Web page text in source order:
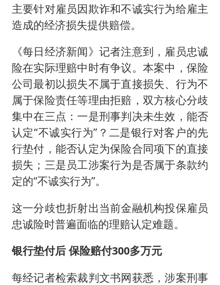
主要针对雇员因欺诈和不诚实行为给雇主
造成的经济损失提供赔偿。
《每日经济新闻》记者注意到，雇员忠诚
险在实际理赔中时有争议。本案中，保险
公司最初以损失不属于直接损失、行为不
属于保险责任等理由拒赔，双方核心分歧
集中在三点：一是刑事判决未生效，能否
认定“不诚实行为”？二是银行对客户的先
行垫付，能否认定为保险合同项下的直接
损失；三是员工涉案行为是否属于条款约
定的“不诚实行为”。
这一分歧也折射出当前金融机构投保雇员
忠诚险时普遍面临的理赔认定难题。
银行垫付后 保险赔付300多万元
每经记者检索裁判文书网获悉，涉案刑事